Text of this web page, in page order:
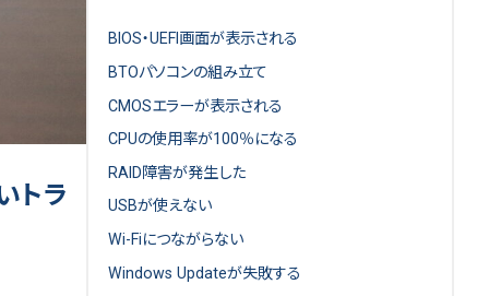
トラ
BIOS・UEFI画面が表示される
BTOパソコンの組み立て
CMOSエラーが表示される
CPUの使用率が100％になる
RAID障害が発生した
USBが使えない
Wi-Fiにつながらない
Windows Updateが失敗する